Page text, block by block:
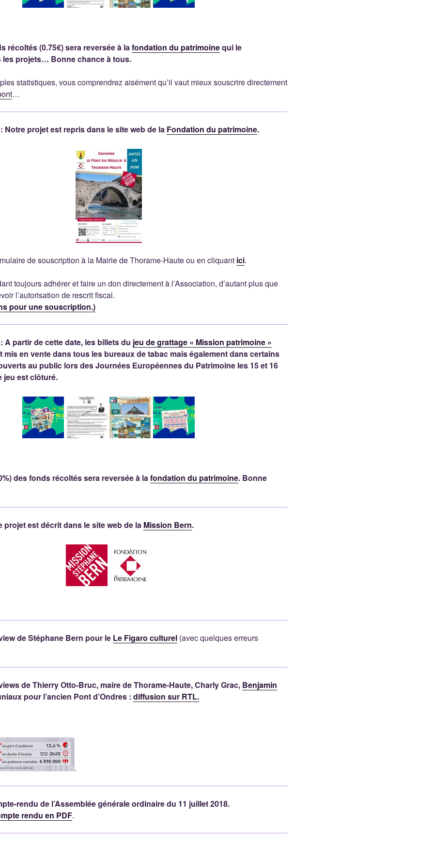
récoltés (0.75€) sera reversée à la fondation du patrimoinequi le
les projets… Bonne chance à tous.
statistiques, vous comprendrez aisément qu’il vaut mieux souscrire directement
…
Notre projet est repris dans le site web de la Fondation du patrimoine.
de souscription à la Mairie de Thorame-Haute ou en cliquant ici.
toujours adhérer et faire un don directement à l’Association, d’autant plus que
l’autorisation de rescrit fiscal.
pour une souscription.)
A partir de cette date, les billets du jeu de grattage « Mission patrimoine »
en vente dans tous les bureaux de tabac mais également dans certains
au public lors des Journées Européennes du Patrimoine les 15 et 16
jeu est clôturé.
des fonds récoltés sera reversée à lafondation du patrimoine. Bonne
projet est décrit dans le site web de la Mission Bern.
de Stéphane Bern pour le Le Figaro culturel (avec quelques erreurs
de Thierry Otto-Bruc, maire de Thorame-Haute, Charly Grac, Benjamin
pour l’ancien Pont d’Ondres : diffusion sur RTL.
.
rendu de l’Assemblée générale ordinaire du 11 juillet 2018.
rendu en PDF.